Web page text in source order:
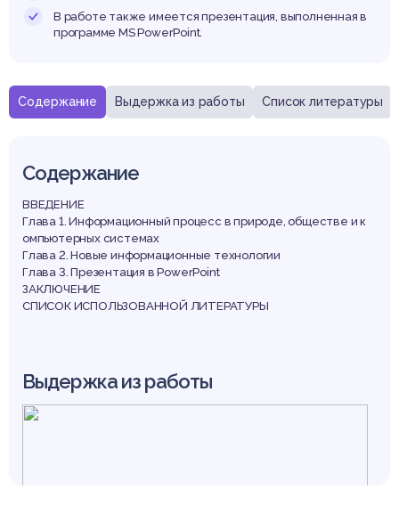
Содержание Выдержка из работы Список литературы
Содержание
ВВЕДЕНИЕ
Глава 1. Информационный процесс в природе, обществе и к
омпьютерных системах
Глава 2. Новые информационные технологии
Глава 3. Презентация в PowerPoint
ЗАКЛЮЧЕНИЕ
СПИСОК ИСПОЛЬЗОВАННОЙ ЛИТЕРАТУРЫ
Выдержка из работы
В работе также имеется презентация, выполненная в
программе MS PowerPoint.